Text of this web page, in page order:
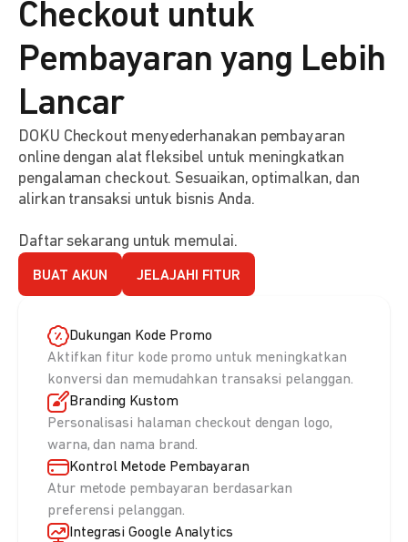
Checkout untuk
Pembayaran yang Lebih
Lancar
DOKU Checkout menyederhanakan pembayaran
online dengan alat fleksibel untuk meningkatkan
pengalaman checkout. Sesuaikan, optimalkan, dan
alirkan transaksi untuk bisnis Anda.
Daftar sekarang untuk memulai.
BUAT AKUN JELAJAHI FITUR
Dukungan Kode Promo
Aktifkan fitur kode promo untuk meningkatkan
konversi dan memudahkan transaksi pelanggan.
Branding Kustom
Personalisasi halaman checkout dengan logo,
warna, dan nama brand.
Kontrol Metode Pembayaran
Atur metode pembayaran berdasarkan
preferensi pelanggan.
Integrasi Google Analytics